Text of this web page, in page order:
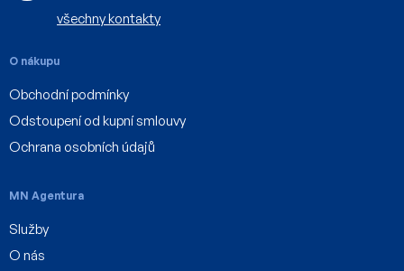
všechny kontakty
O nákupu
Obchodní podmínky
Odstoupení od kupní smlouvy
Ochrana osobních údajů
MN Agentura
Služby
O nás